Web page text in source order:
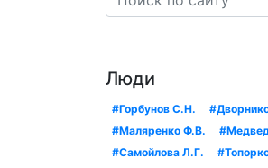
Люди
#Горбунов С.Н.
#Маляренко Ф.В.
#Самойлова Л.Г.